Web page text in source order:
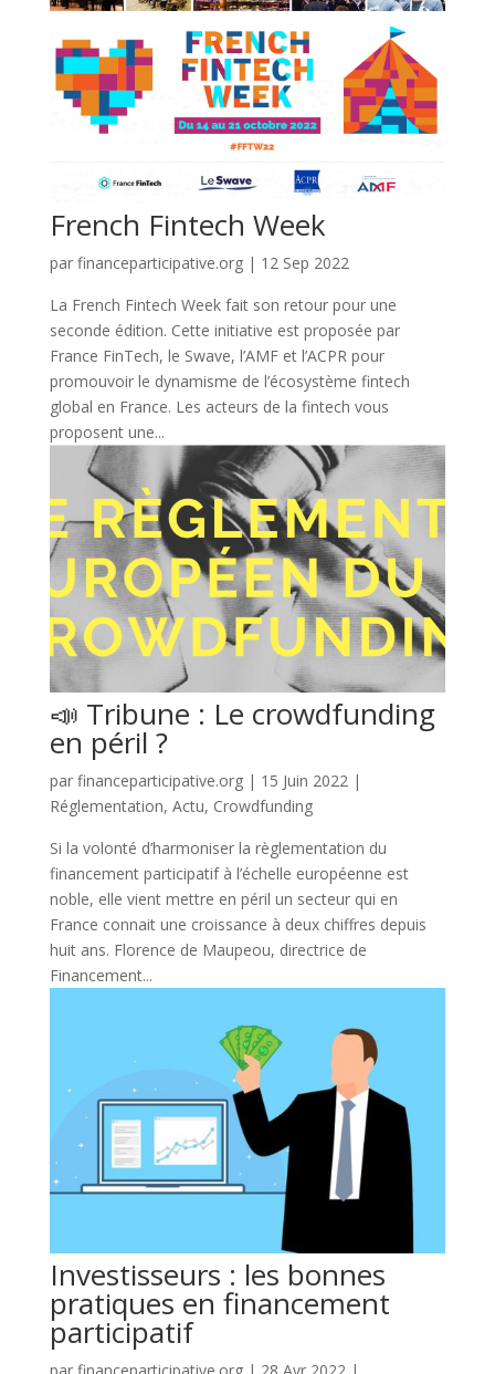
French Fintech Week
par financeparticipative.org| 12 Sep 2022
La French Fintech Week fait son retour pour une
seconde édition. Cette initiative est proposée par
France FinTech, le Swave, l’AMF et l’ACPR pour
promouvoir le dynamisme de l’écosystème fintech
global en France. Les acteurs de la fintech vous
proposent une...
📣 Tribune : Le crowdfunding
en péril ?
par financeparticipative.org| 15 Juin 2022|
Réglementation, Actu, Crowdfunding
Si la volonté d’harmoniser la règlementation du
financement participatif à l’échelle européenne est
noble, elle vient mettre en péril un secteur qui en
France connait une croissance à deux chiffres depuis
huit ans. Florence de Maupeou, directrice de
Financement...
Investisseurs : les bonnes
pratiques en financement
participatif
par financeparticipative.org| 28 Avr 2022 |